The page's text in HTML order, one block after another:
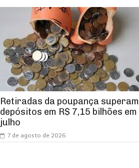
Retiradas da poupança superam
depósitos em R$ 7,15 bilhões em
julho
7 de agosto de 2026